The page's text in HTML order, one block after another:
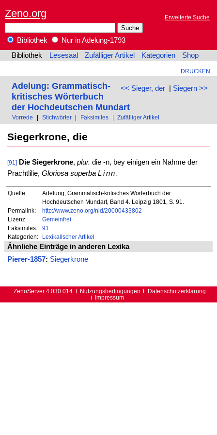
Zeno.org Erweiterte Suche
Bibliothek
Nur in Adelung-1793
Bibliothek
Lesesaal Zufälliger Artikel Kategorien Shop
DRUCKEN
<< Sieger, der| Siegern >>
Adelung: Grammatisch-
kritisches Wörterbuch
der Hochdeutschen Mundart
Vorrede Stichwörter Faksimiles Zufälliger Artikel
Siegerkrone, die
[91] Die Siegerkrone, plur. die -n, bey einigen ein Nahme der
Prachtlilie, Gloriosa superba Linn.
Quelle:
Adelung, Grammatisch-kritisches Wörterbuch der
Hochdeutschen Mundart, Band 4. Leipzig 1801, S. 91.
Permalink:
http://www.zeno.org/nid/20000433802
Lizenz:
Gemeinfrei
Faksimiles:
91
Kategorien:
Lexikalischer Artikel
Ähnliche Einträge in anderen Lexika
Pierer-1857: Siegerkrone
ZenoServer 4.030.014 Nutzungsbedingungen
Datenschutzerklärung
Impressum